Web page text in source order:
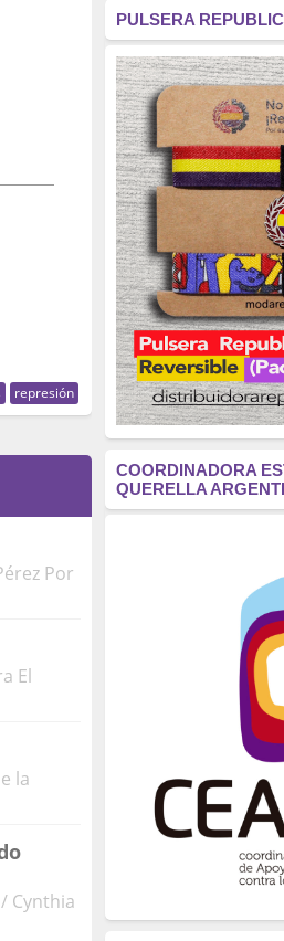
represión
Por
El
la
Cynthia
fascismo
tardofranquismo
Actualidad
monarquía
borbones
Cultura
(2163)
Guerra
(1674)
genocidio
mujer
(1070)
Eventos
(914)
Crímenes del
neofranquismo
Justicia Universal
Derechos
PULSERA
COORDINADORA
QUERELLA